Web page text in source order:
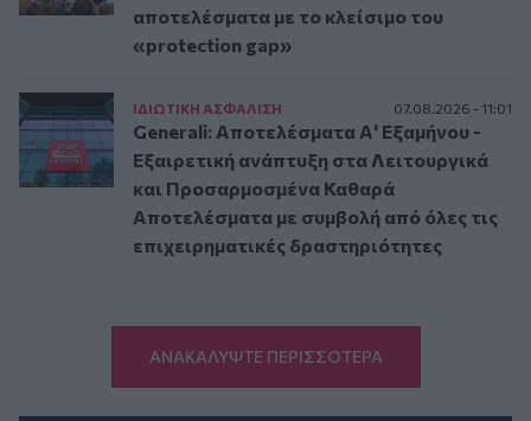
αποτελέσματα με το κλείσιμο του
«protection gap»
ΙΔΙΩΤΙΚΗ ΑΣΦAΛΙΣΗ 07.08.2026 - 11:01
Generali: Αποτελέσματα Α' Εξαμήνου -
Εξαιρετική ανάπτυξη στα Λειτουργικά
και Προσαρμοσμένα Καθαρά
Αποτελέσματα με συμβολή από όλες τις
επιχειρηματικές δραστηριότητες
ΑΝΑΚΑΛΥΨΤΕ ΠΕΡΙΣΣΟΤΕΡΑ